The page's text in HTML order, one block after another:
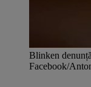
Blinken
Facebook/